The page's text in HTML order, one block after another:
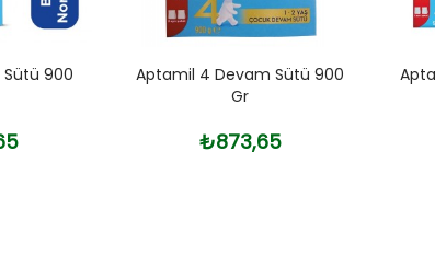
Sütü 900
Aptamil 4 Devam Sütü 900
Gr
₺873,65